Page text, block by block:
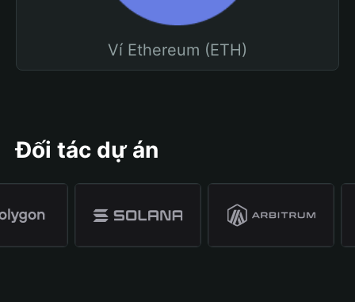
Ví Ethereum (ETH)
Đối tác dự án